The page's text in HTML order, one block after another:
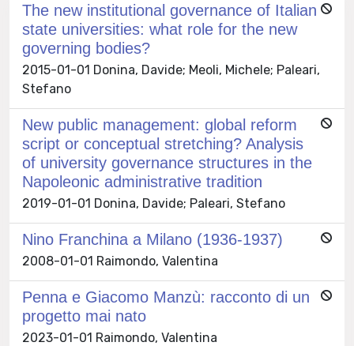
The new institutional governance of Italian
state universities: what role for the new
governing bodies?
2015-01-01 Donina, Davide; Meoli, Michele; Paleari,
Stefano
New public management: global reform
script or conceptual stretching? Analysis
of university governance structures in the
Napoleonic administrative tradition
2019-01-01 Donina, Davide; Paleari, Stefano
Nino Franchina a Milano (1936-1937)
2008-01-01 Raimondo, Valentina
Penna e Giacomo Manzù: racconto di un
progetto mai nato
2023-01-01 Raimondo, Valentina